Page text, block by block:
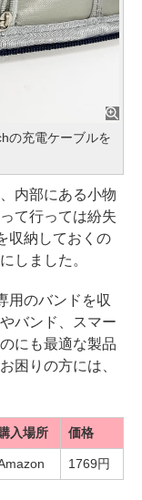
の充電ケーブルを
内部にある小物
て行っては紛失
収納しておくの
しました。
用のバンドを収
バンド、スマー
にも最適な製品
困りの方には、
購入場所 価格
1769円